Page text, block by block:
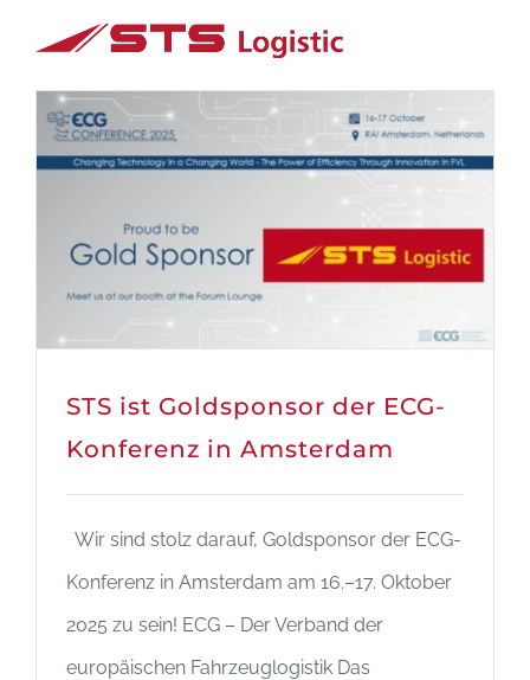
content
STS ist Goldsponsor der ECG-
Konferenz in Amsterdam
Wir sind stolz darauf, Goldsponsor der ECG-
Konferenz in Amsterdam am 16.–17. Oktober
2025 zu sein! ECG – Der Verband der
europäischen Fahrzeuglogistik Das